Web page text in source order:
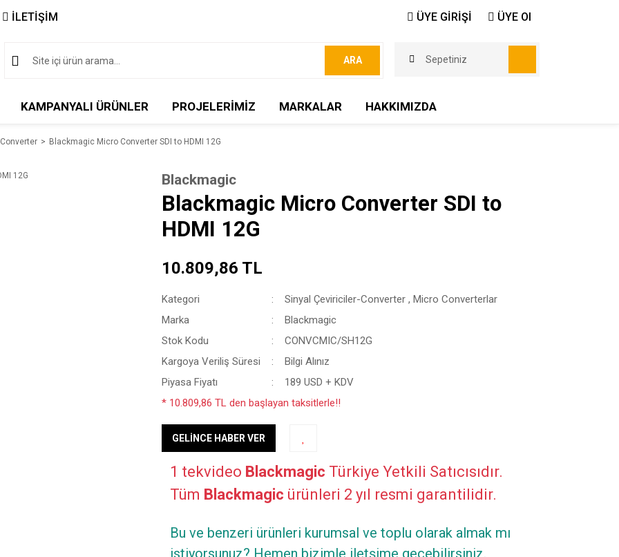
İLETİŞİM ÜYE GİRİŞİ ÜYE Ol
ARA Sepetiniz
KAMPANYALI ÜRÜNLER PROJELERİMİZ MARKALAR HAKKIMIZDA
Blackmagic Micro Converter SDI to HDMI 12G
Blackmagic
Blackmagic Micro Converter SDI to
HDMI 12G
10.809,86 TL
Kategori Sinyal Çeviriciler-Converter , Micro Converterlar
Marka
Blackmagic
Stok Kodu
CONVCMIC/SH12G
Kargoya Veriliş Süresi
Bilgi Alınız
Piyasa Fiyatı
189 USD + KDV
* 10.809,86 TL den başlayan taksitlerle!!
GELİNCE HABER VER
1 tekvideo Blackmagic Türkiye Yetkili Satıcısıdır.
Tüm Blackmagic ürünleri 2 yıl resmi garantilidir.
Bu ve benzeri ürünleri kurumsal ve toplu olarak almak mı
istiyorsunuz? Hemen bizimle iletşime geçebilirsiniz.